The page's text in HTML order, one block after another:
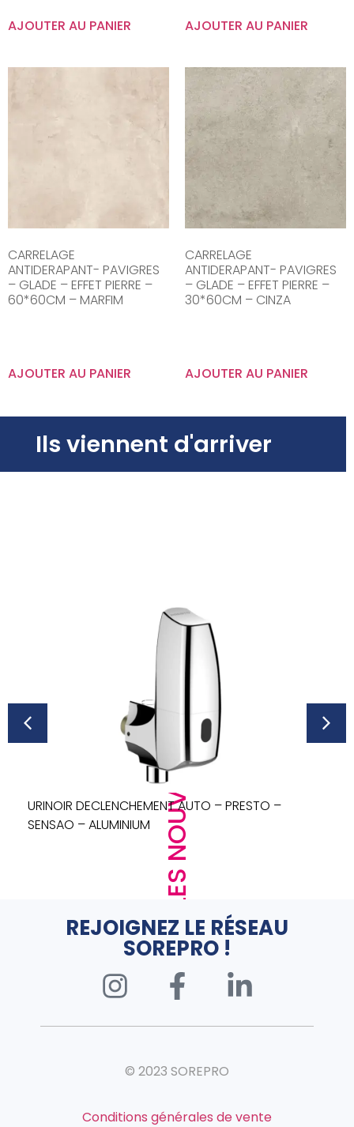
AJOUTER AU PANIER AJOUTER AU PANIER
CARRELAGE
ANTIDERAPANT- PAVIGRES
– GLADE – EFFET PIERRE –
60*60CM – MARFIM
AJOUTER AU PANIER
CARRELAGE
ANTIDERAPANT- PAVIGRES
– GLADE – EFFET PIERRE –
30*60CM – CINZA
AJOUTER AU PANIER
Ils viennent d'arriver
LES NOUVEAUTÉS
URINOIR DECLENCHEMENT AUTO – PRESTO –
SENSAO – ALUMINIUM
REJOIGNEZ LE RÉSEAU
SOREPRO !
© 2023 SOREPRO
Conditions générales de vente